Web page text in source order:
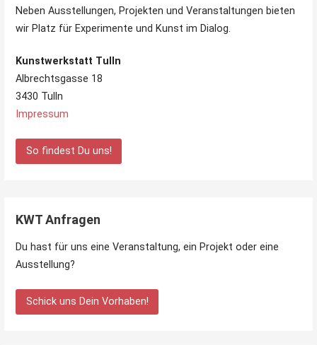
Neben Ausstellungen, Projekten und Veranstaltungen bieten
wir Platz für Experimente und Kunst im Dialog.
Kunstwerkstatt Tulln
Albrechtsgasse 18
3430 Tulln
Impressum
So findest Du uns!
KWT Anfragen
Du hast für uns eine Veranstaltung, ein Projekt oder eine
Ausstellung?
Schick uns Dein Vorhaben!